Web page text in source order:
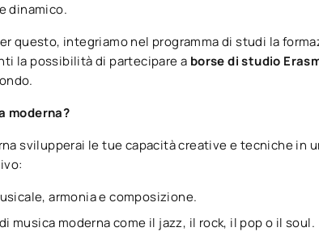
dinamico.
questo, integriamo nel programma di studi la
la possibilità di partecipare a borse di studio
moderna?
svilupperai le tue capacità creative e tecniche in
armonia e composizione.
musica moderna come il jazz, il rock, il pop o il soul.